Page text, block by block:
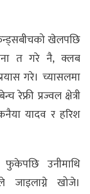
खेलपछि
त गरे नै, क्लब
गरे। च्यासलमा
प्रज्वल क्षेत्री
यादव र हरिश
फुकेपछि उनीमाथि
जाइलाग्ने खोजे।